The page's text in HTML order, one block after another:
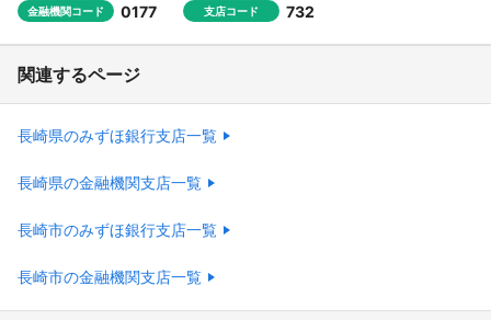
金融機関コード 0177 支店コード 732
関連するページ
長崎県のみずほ銀行支店一覧
長崎県の金融機関支店一覧
長崎市のみずほ銀行支店一覧
長崎市の金融機関支店一覧